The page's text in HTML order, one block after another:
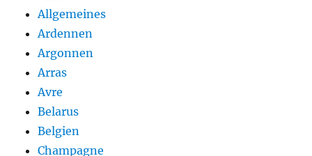
Allgemeines
Ardennen
Argonnen
Arras
Avre
Belarus
Belgien
Champagne